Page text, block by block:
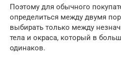
Поэтому для обычного
определиться между двумя
выбирать только между
тела и окраса, который в
одинаков.